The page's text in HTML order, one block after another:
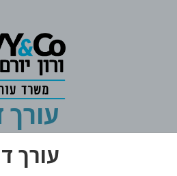
עורך
עורך